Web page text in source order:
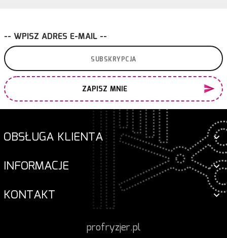
-- WPISZ ADRES E-MAIL --
ZAPISZ MNIE
OBSŁUGA KLIENTA
INFORMACJE
KONTAKT
profryzjer.pl